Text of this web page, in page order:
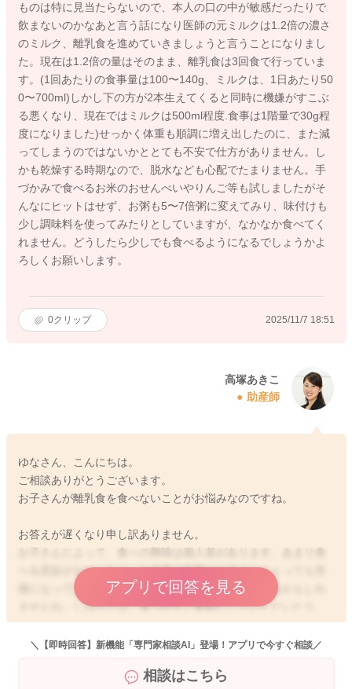
ものは特に見当たらないので、本人の口の中が敏感だったりで
飲まないのかなあと言う話になり医師の元ミルクは1.2倍の濃さ
のミルク、離乳食を進めていきましょうと言うことになりまし
た。現在は1.2倍の量はそのまま、離乳食は3回食で行っていま
す。(1回あたりの食事量は100〜140g、ミルクは、1日あたり50
0〜700ml)しかし下の方が2本生えてくると同時に機嫌がすこぶ
る悪くなり、現在ではミルクは500ml程度.食事は1階量で30g程
度になりました)せっかく体重も順調に増え出したのに、また減
ってしまうのではないかととても不安で仕方がありません。し
かも乾燥する時期なので、脱水なども心配でたまりません。手
づかみで食べるお米のおせんべいやりんご等も試しましたがそ
んなにヒットはせず、お粥も5〜7倍粥に変えてみり、味付けも
少し調味料を使ってみたりとしていますが、なかなか食べてく
れません。どうしたら少しでも食べるようになるでしょうかよ
ろしくお願いします。
0クリップ 2025/11/7 18:51
高塚あきこ
助産師
ゆなさん、こんにちは。
ご相談ありがとうございます。
お子さんが離乳食を食べないことがお悩みなのですね。
お答えが遅くなり申し訳ありません。
お子さんによって、食への興味は個人差があります。あまり食
べる意欲がなかったり、お食事の時間がお子さんにとっても苦
痛になってしまうと、どうしても進まないこともあるかもしれ
ませんね。しばらくは、食べやすい食材にしていただいたり、
好きなものだけを出すなどで、まずはお食事が楽しい、美味し
いと思えるようになさるといいかもしれませんね。今はまだ固
が進まないようであれば、離乳食の形状を少し戻して頂いても
アプリで回答を見る
＼【即時回答】新機能「専門家相談AI」登場！アプリで今すぐ相談／
相談はこちら